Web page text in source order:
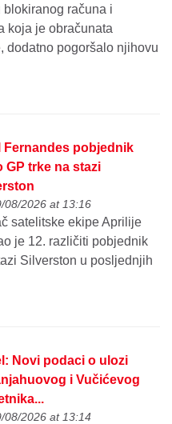
blokiranog računa i
koja je obračunata
dodatno pogoršalo njihovu
Fernandes pobjednik
GP trke na stazi
08/2026 at 13:16
satelitske ekipe Aprilije
je 12. različiti pobjednik
Silverston u posljednjih
Novi podaci o ulozi
i Vučićevog
08/2026 at 13:14